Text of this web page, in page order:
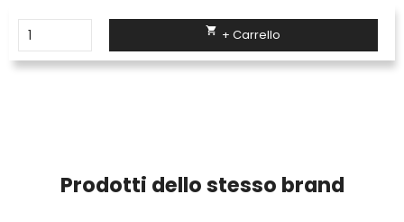
 + Carrello
Prodotti dello stesso brand